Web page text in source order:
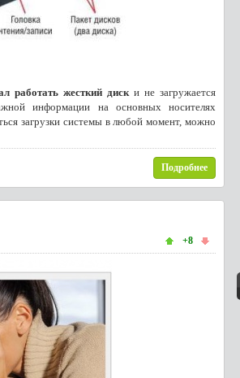
работать жесткий диски не загружается
информации на основных носителях
загрузки системы в любой момент, можно
Подробнее
+8